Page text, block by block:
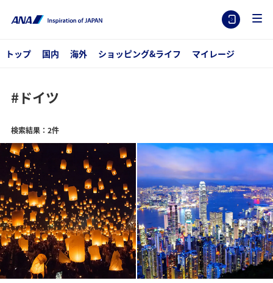
トップ 国内 海外 ショッピング&ライフ マイレージ
#ドイツ
検索結果：2件